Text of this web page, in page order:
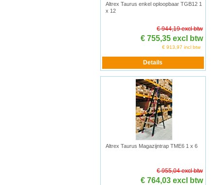
Altrex Taurus enkel oploopbaar TGB12 1
x 12
€ 944,19 excl btw
€ 755,35 excl btw
€ 913,97 incl btw
Altrex Taurus Magazijntrap TME6 1 x 6
€ 955,04 excl btw
€ 764,03 excl btw